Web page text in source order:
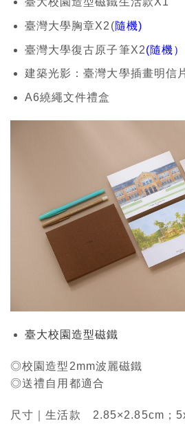
臺灣大學胸章X2(隨機)
臺灣大學復古原子筆X2(隨機）
建築光影：臺灣大學插畫明信
A6繞繩文件禮盒
臺大校園造型磁鐵
◎校園造型2mm波麗磁鐵
◎送禮自用都適合
尺寸｜生活款 2.85×2.85cm；